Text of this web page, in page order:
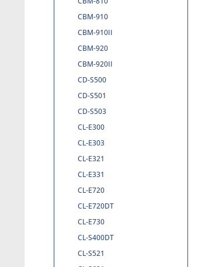
CBM-910
CBM-910II
CBM-920
CBM-920II
CD-S500
CD-S501
CD-S503
CL-E300
CL-E303
CL-E321
CL-E331
CL-E720
CL-E720DT
CL-E730
CL-S400DT
CL-S521